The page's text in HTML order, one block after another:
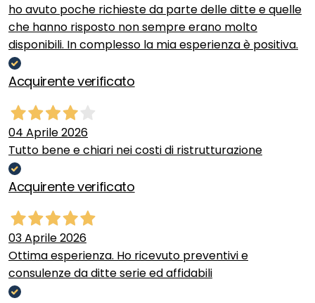
ho avuto poche richieste da parte delle ditte e quelle
che hanno risposto non sempre erano molto
disponibili. In complesso la mia esperienza è positiva.
Acquirente verificato
04 Aprile 2026
Tutto bene e chiari nei costi di ristrutturazione
Acquirente verificato
03 Aprile 2026
Ottima esperienza. Ho ricevuto preventivi e
consulenze da ditte serie ed affidabili